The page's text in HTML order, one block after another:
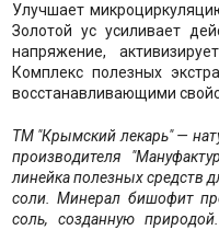
Улучшает
Золотой ус усиливает
напряжение,
Комплекс полезных
восстанавливающими
ТМ "Крымский лекарь" —
производителя
линейка полезных средств
соли. Минерал бишофит
соль, созданную